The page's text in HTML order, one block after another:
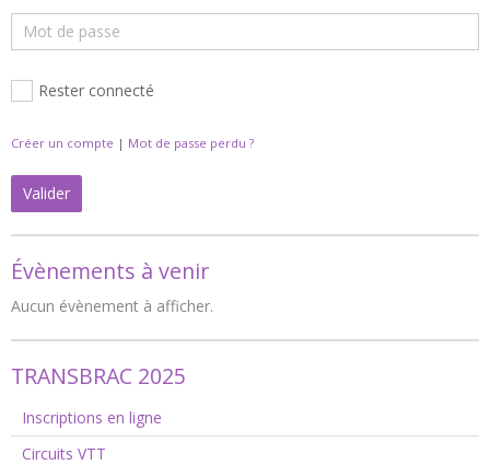
Rester connecté
Créer un compte | Mot de passe perdu ?
Valider
Évènements à venir
Aucun évènement à afficher.
TRANSBRAC 2025
Inscriptions en ligne
Circuits VTT